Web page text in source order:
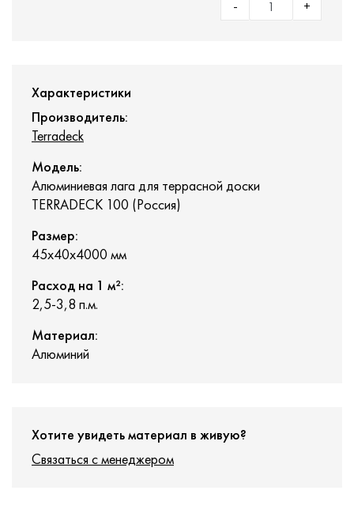
+
-
Характеристики
Производитель:
Terradeck
Модель:
Алюминиевая лага для террасной доски
TERRADECK 100 (Россия)
Размер:
45х40х4000 мм
Расход на 1 м²:
2,5-3,8 п.м.
Материал:
Алюминий
Хотите увидеть материал в живую?
Связаться с менеджером